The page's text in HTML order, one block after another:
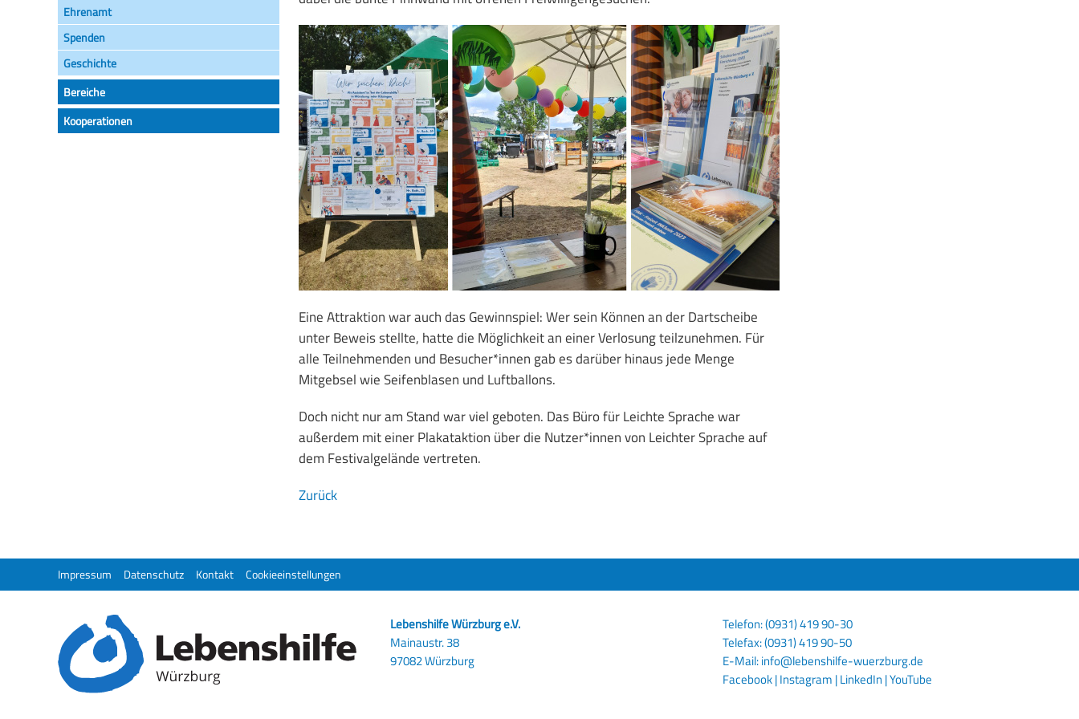
Ehrenamt
Spenden
Geschichte
Bereiche
Kooperationen
Eine Attraktion war auch das Gewinnspiel: Wer sein Können an der Dartscheibe
unter Beweis stellte, hatte die Möglichkeit an einer Verlosung teilzunehmen. Für
alle Teilnehmenden und Besucher*innen gab es darüber hinaus jede Menge
Mitgebsel wie Seifenblasen und Luftballons.
Doch nicht nur am Stand war viel geboten. Das Büro für Leichte Sprache war
außerdem mit einer Plakataktion über die Nutzer*innen von Leichter Sprache auf
dem Festivalgelände vertreten.
Zurück
Impressum Datenschutz Kontakt Cookieeinstellungen
Lebenshilfe Würzburg e.V.
Mainaustr. 38
97082 Würzburg
Telefon: (0931) 419 90-30
Telefax: (0931) 419 90-50
E-Mail:info@lebenshilfe-wuerzburg.de
Facebook|Instagram |LinkedIn |YouTube
Gemeinsam Leben
Elternbeirat